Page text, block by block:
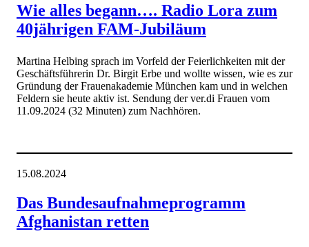
Wie alles begann…. Radio Lora zum
40jährigen FAM-Jubiläum
Martina Helbing sprach im Vorfeld der Feierlichkeiten mit der
Geschäftsführerin Dr. Birgit Erbe und wollte wissen, wie es zur
Gründung der Frauenakademie München kam und in welchen
Feldern sie heute aktiv ist. Sendung der ver.di Frauen vom
11.09.2024 (32 Minuten) zum Nachhören.
15.08.2024
Das Bundesaufnahmeprogramm
Afghanistan retten